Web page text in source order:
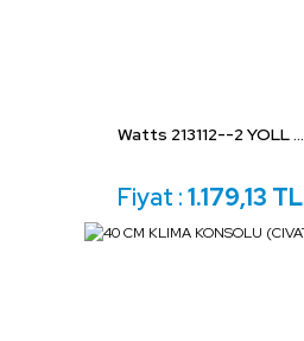
Watts 213112--2 YOLL ...
Fiyat :1.179,13 TL